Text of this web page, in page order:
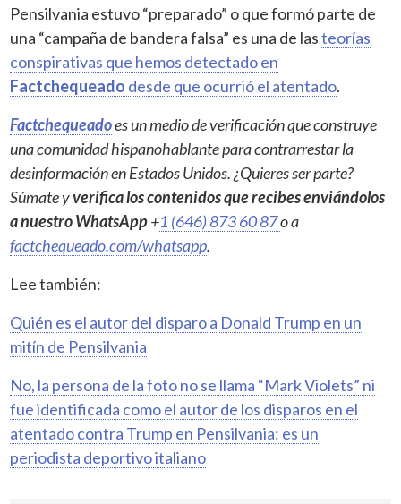
Pensilvania estuvo “preparado” o que formó parte de
una “campaña de bandera falsa” es una de lasteorías
conspirativas que hemos detectado en
Factchequeado desde que ocurrió el atentado.
Factchequeadoes un medio de verificación que construye
una comunidad hispanohablante para contrarrestar la
desinformación en Estados Unidos. ¿Quieres ser parte?
Súmate yverifica los contenidos que recibes enviándolos
a nuestro WhatsApp+1 (646) 873 60 87o a
factchequeado.com/whatsapp.
Lee también:
Quién es el autor del disparo a Donald Trump en un
mitín de Pensilvania
No, la persona de la foto no se llama “Mark Violets” ni
fue identificada como el autor de los disparos en el
atentado contra Trump en Pensilvania: es un
periodista deportivo italiano